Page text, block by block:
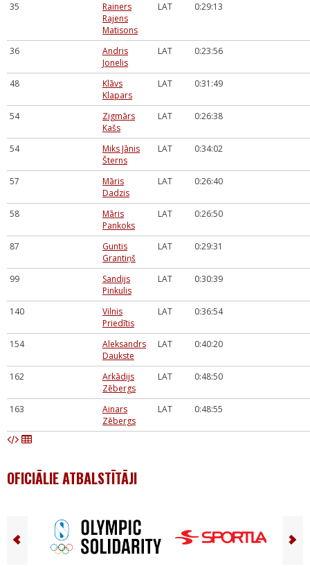
35
Rainers
Rajens
Matisons
LAT 0:29:13
36
Andris
Jonelis
LAT 0:23:56
48
Klāvs
Klapars
LAT 0:31:49
54
Zigmārs
Kašs
LAT 0:26:38
54
Miks Jānis
Šterns
LAT 0:34:02
57
Māris
Dadzis
LAT 0:26:40
58
Māris
Pankoks
LAT 0:26:50
87
Guntis
Grantiņš
LAT 0:29:31
99
Sandijs
Pinkulis
LAT 0:30:39
140
Vilnis
Priedītis
LAT 0:36:54
154
Aleksandrs
Daukste
LAT 0:40:20
162
Arkādijs
Zēbergs
LAT 0:48:50
163
Ainars
Zēbergs
LAT 0:48:55
OFICIĀLIE ATBALSTĪTĀJI